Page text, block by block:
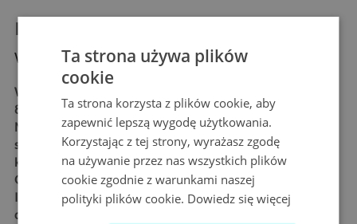
Informacje o produkcie:
Wymiary produktu:
Wymiary:
85x205 cm, 95x205 cm
Materiał:matowa,
samoprzylepna folia
kanalikowa „bubble free”
Grubość: 100 µm
Idealne dla każdego, kto
chce w łatwy i trwały
Ta strona używa plików
cookie
Ta strona korzysta z plików cookie, aby
zapewnić lepszą wygodę użytkowania.
Korzystając z tej strony, wyrażasz zgodę
na używanie przez nas wszystkich plików
cookie zgodnie z warunkami naszej
polityki plików cookie. Dowiedz się więcej